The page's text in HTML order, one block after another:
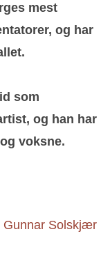
mest
og har
som
og han har
voksne.
Gunnar Solskjær